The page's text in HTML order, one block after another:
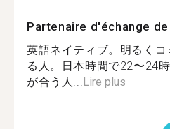
Partenaire d'échange
英語ネイティブ。明るく
る人。日本時間で22〜24
が合う人... Lire plus